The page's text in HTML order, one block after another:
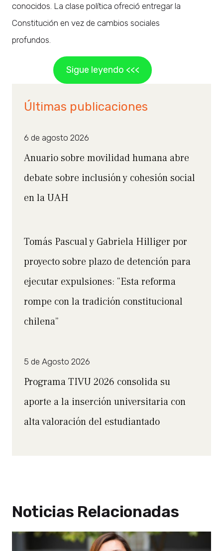
conocidos. La clase política ofreció entregar la
Constitución en vez de cambios sociales
profundos.
Sigue leyendo <<<
Últimas publicaciones
6 de agosto 2026
Anuario sobre movilidad humana abre
debate sobre inclusión y cohesión social
en la UAH
Tomás Pascual y Gabriela Hilliger por
proyecto sobre plazo de detención para
ejecutar expulsiones: “Esta reforma
rompe con la tradición constitucional
chilena”
5 de Agosto 2026
Programa TIVU 2026 consolida su
aporte a la inserción universitaria con
alta valoración del estudiantado
Noticias Relacionadas